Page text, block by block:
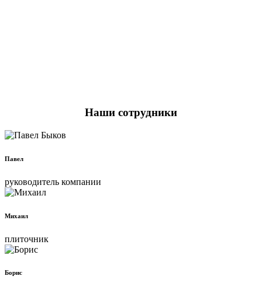
Наши сотрудники
Павел
руководитель компании
Михаил
плиточник
Борис